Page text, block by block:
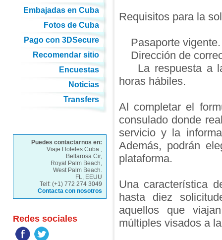
Requisitos para la
Pasaporte vigente.
Dirección de
La respuesta a la
horas hábiles.
Al completar el
consulado donde
servicio y la
Además, podrán
plataforma.
Una característica
hasta diez
aquellos que
múltiples visados a
Embajadas en Cuba
Fotos de Cuba
Pago con 3DSecure
Recomendar sitio
Encuestas
Noticias
Transfers
Puedes contactarnos en:
Viaje Hoteles Cuba.,
Bellarosa Cir,
Royal Palm Beach,
West Palm Beach.
FL, EEUU
Telf: (+1) 772 274 3049
Contacta con nosotros
Redes sociales